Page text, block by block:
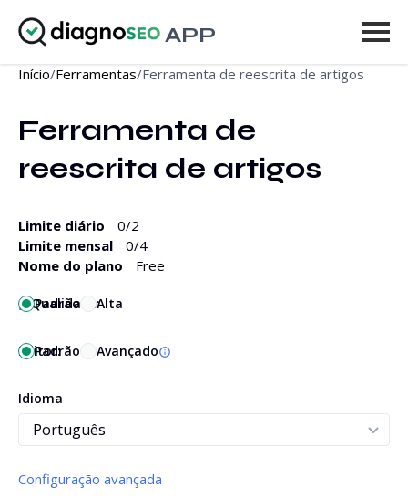
APP
Ferramentas
Preços
Mais
ATUALIZAR
Início/Ferramentas/Ferramenta de reescrita de artigos
Ferramenta de
reescrita de artigos
Limite diário 0/2
Limite mensal
0/4
Nome do plano
Free
Qualidade:
Padrão Alta
Editor:
Padrão Avançado
Idioma
Configuração avançada